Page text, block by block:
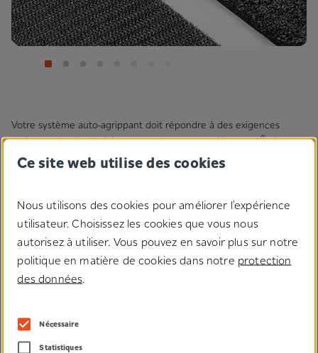
Votre système auto-agrippant doit répondre à des exigences
toujours plus élevés ? Aucun souci avec notre Klettostar®! Le
velours / crochets haut de gamme et ultra-performant utilisable
encore et encore.
Applications
#Conteneurs de transport et emballages retournables
#Domotique
#Fixation d'abrasifs #Mobilier & aménagement intérieur
Technologies
Ce site web utilise des cookies
Nous utilisons des cookies pour améliorer l'expérience
utilisateur. Choisissez les cookies que vous nous
autorisez à utiliser. Vous pouvez en savoir plus sur notre
politique en matière de cookies dans notre protection
des données.
Nécessaire
Statistiques